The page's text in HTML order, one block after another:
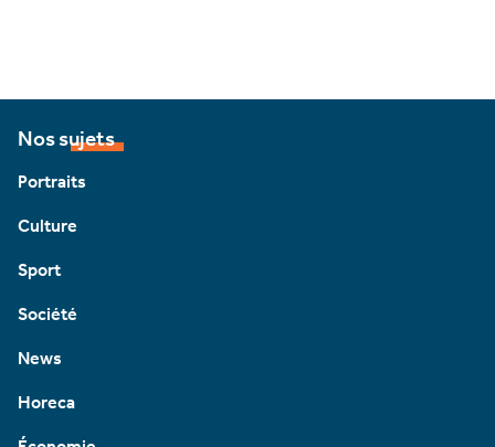
Nos sujets
Portraits
Culture
Sport
Société
News
Horeca